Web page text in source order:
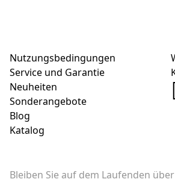
Nutzungsbedingungen
Service und Garantie
Neuheiten
Sonderangebote
Blog
Katalog
Bleiben Sie auf dem Laufenden